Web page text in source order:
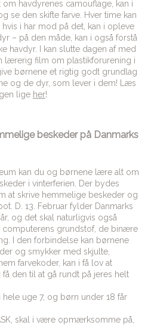
havdyrenes camouflage, kan i
se den skifte farve. Hver time kan
i har mod på det, kan i opleve
– på den måde, kan i også forstå
havdyr. I kan slutte dagen af med
lærerig film om plastikforurening i
børnene et rigtig godt grundlag
og de dyr, som lever i dem! Læs
lige her!
beskeder på Danmarks
kan du og børnene lære alt om
i vinterferien. Der bydes
at skrive hemmelige beskeder og
D. 13. Februar fylder Danmarks
og det skal naturligvis også
grundstof, de binære
I den forbindelse kan børnene
og smykker med skjulte,
farvekoder, kan i få lov at
den til at gå rundt på jeres helt
hele uge 7, og børn under 18 får
skal i være opmærksomme på,